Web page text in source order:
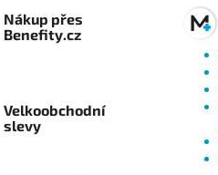
Nákup přes
Benefity.cz
Velkoobchodní
slevy